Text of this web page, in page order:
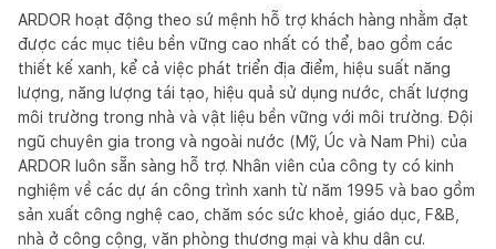
ARDOR hoạt động theo sứ mệnh hỗ trợ khách hàng nhằm đạt
được các mục tiêu bền vững cao nhất có thể, bao gồm các
thiết kế xanh, kể cả việc phát triển địa điểm, hiệu suất năng
lượng, năng lượng tái tạo, hiệu quả sử dụng nước, chất lượng
môi trường trong nhà và vật liệu bền vững với môi trường. Đội
ngũ chuyên gia trong và ngoài nước (Mỹ, Úc và Nam Phi) của
ARDOR luôn sẵn sàng hỗ trợ. Nhân viên của công ty có kinh
nghiệm về các dự án công trình xanh từ năm 1995 và bao gồm
sản xuất công nghệ cao, chăm sóc sức khoẻ, giáo dục, F&B,
nhà ở công cộng, văn phòng thương mại và khu dân cư.